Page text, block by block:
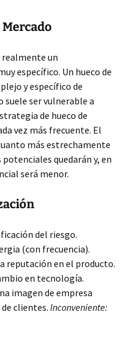
realmente un
específico. Un hueco de
y específico de
suele ser vulnerable a
de hueco de
vez más frecuente. El
más estrechamente
quedarán y, en
será menor.
del riesgo.
(con frecuencia).
reputación en el producto.
en tecnología.
imagen de empresa
clientes. Inconveniente: